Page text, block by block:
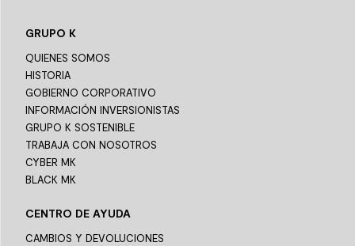
GRUPO K
QUIENES SOMOS
HISTORIA
GOBIERNO CORPORATIVO
INFORMACIÓN INVERSIONISTAS
GRUPO K SOSTENIBLE
TRABAJA CON NOSOTROS
CYBER MK
BLACK MK
CENTRO DE AYUDA
CAMBIOS Y DEVOLUCIONES